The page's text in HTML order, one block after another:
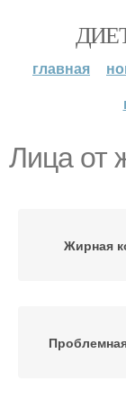
главная
Лица от
Жирная